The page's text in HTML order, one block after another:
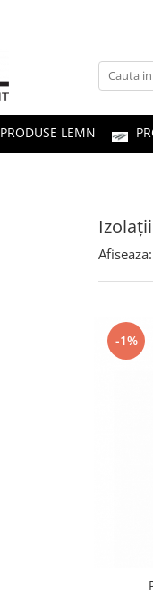
PRODUSE LEMN
Izolații
Afiseaza:
-1%